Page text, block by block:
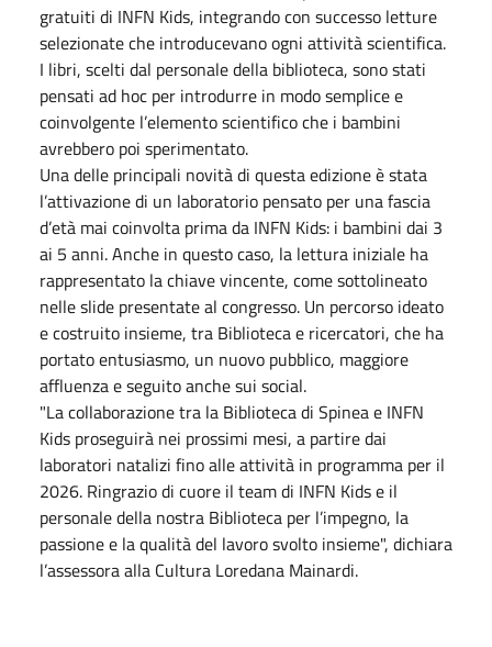
gratuiti di INFN Kids, integrando con successo letture
selezionate che introducevano ogni attività scientifica.
I libri, scelti dal personale della biblioteca, sono stati
pensati ad hoc per introdurre in modo semplice e
coinvolgente l’elemento scientifico che i bambini
avrebbero poi sperimentato.
Una delle principali novità di questa edizione è stata
l’attivazione di un laboratorio pensato per una fascia
d’età mai coinvolta prima da INFN Kids: i bambini dai 3
ai 5 anni. Anche in questo caso, la lettura iniziale ha
rappresentato la chiave vincente, come sottolineato
nelle slide presentate al congresso. Un percorso ideato
e costruito insieme, tra Biblioteca e ricercatori, che ha
portato entusiasmo, un nuovo pubblico, maggiore
affluenza e seguito anche sui social.
"La collaborazione tra la Biblioteca di Spinea e INFN
Kids proseguirà nei prossimi mesi, a partire dai
laboratori natalizi fino alle attività in programma per il
2026. Ringrazio di cuore il team di INFN Kids e il
personale della nostra Biblioteca per l’impegno, la
passione e la qualità del lavoro svolto insieme", dichiara
l’assessora alla Cultura Loredana Mainardi.